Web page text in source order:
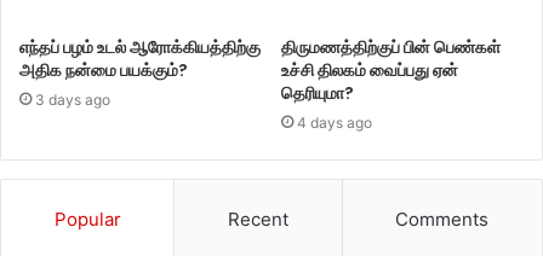
எந்தப் பழம் உடல் ஆரோக்கியத்திற்கு
அதிக நன்மை பயக்கும்?
3 days ago
திருமணத்திற்குப் பின் பெண்கள்
உச்சி திலகம் வைப்பது ஏன்
தெரியுமா?
4 days ago
Popular Recent Comments